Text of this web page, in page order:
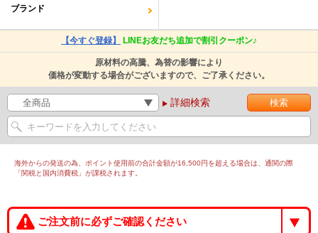
ブランド
【今すぐ登録】 LINEお友だち追加で割引クーポン♪
原材料の高騰、為替の影響により
価格が変動する場合がございますので、ご了承ください。
詳細検索
海外からの発送の為、ポイント使用前の合計金額が16,500円を超える場合は、通関の際
「関税と国内消費税」が課税されます。
ご注文前に必ずご確認ください